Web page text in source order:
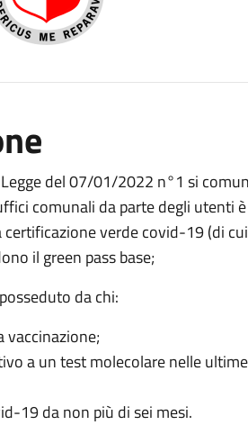
del 07/01/2022 n°1 si
comunali da parte degli utenti
certificazione verde covid-19(di
il green pass base;
da chi:
vaccinazione;
a un test molecolare nelle
-19 da non più di sei mesi.